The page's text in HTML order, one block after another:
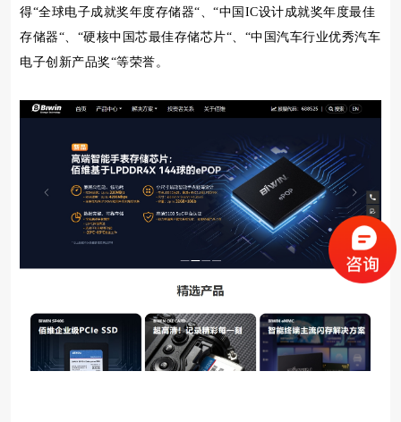
得“全球电子成就奖年度存储器“、“中国IC设计成就奖年度最佳
存储器“、“硬核中国芯最佳存储芯片“、“中国汽车行业优秀汽车
电子创新产品奖“等荣誉。